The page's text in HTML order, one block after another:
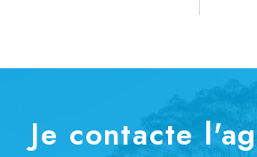
Je contacte